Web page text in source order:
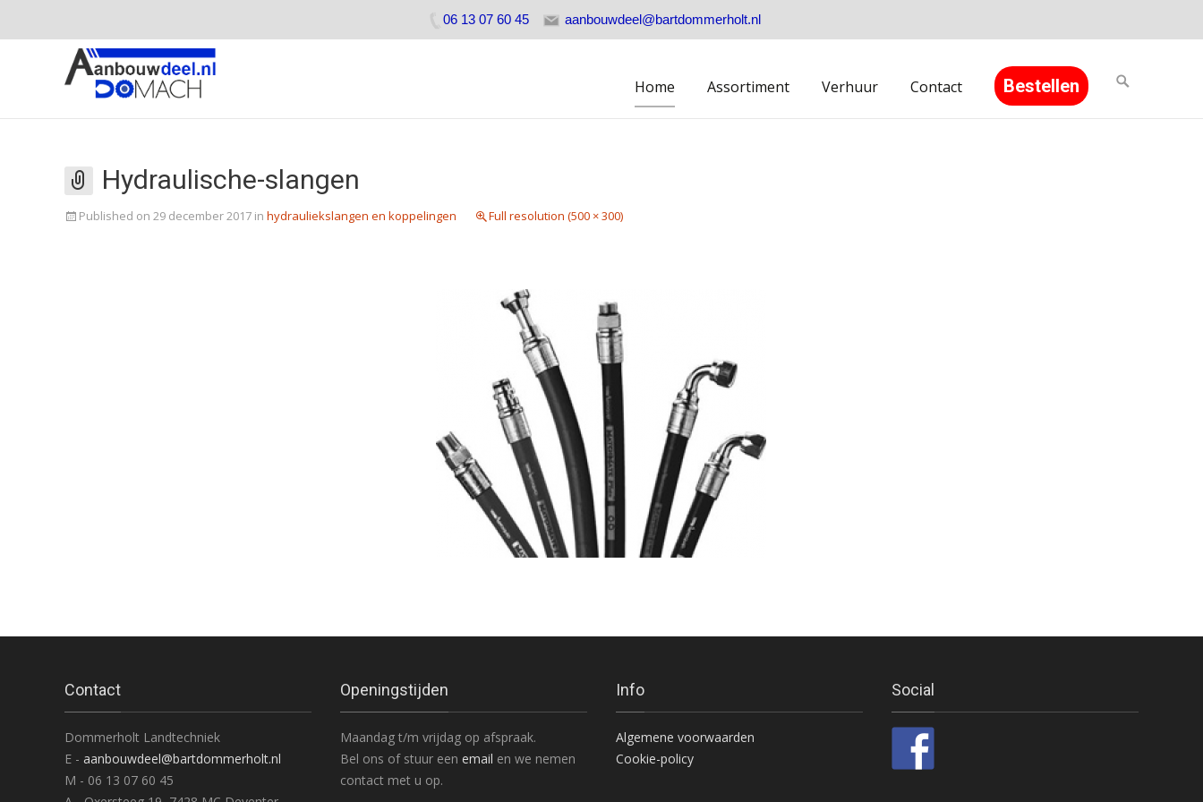
06 13 07 60 45 aanbouwdeel@bartdommerholt.nl
content
Home Assortiment Verhuur Contact Bestellen
Search
Hydraulische-slangen
Published on 29 december 2017 in hydrauliekslangen en koppelingen Full resolution (500 × 300)
Contact
Dommerholt Landtechniek
E - aanbouwdeel@bartdommerholt.nl
M - 06 13 07 60 45
Openingstijden
Maandag t/m vrijdag op afspraak.
Bel ons of stuur een email en we nemen
contact met u op.
Info
Algemene voorwaarden
Cookie-policy
Social